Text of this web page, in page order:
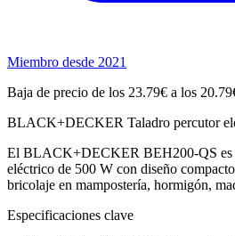
Miembro desde 2021
Baja de precio de los 23.79€ a los
BLACK+DECKER Taladro percutor
El BLACK+DECKER BEH200-QS es
eléctrico de 500 W con diseño
bricolaje en mampostería, hormigón,
Especificaciones clave